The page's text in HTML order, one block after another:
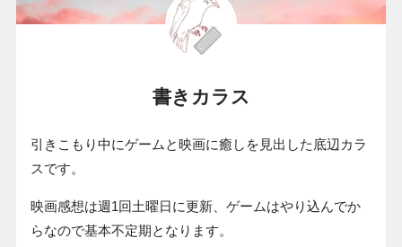
書きカラス
引きこもり中にゲームと映画に癒しを見出した底辺カラ
スです。
映画感想は週1回土曜日に更新、ゲームはやり込んでか
らなので基本不定期となります。